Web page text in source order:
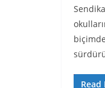
Read